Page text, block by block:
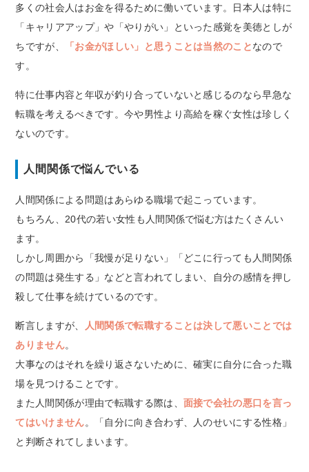
多くの社会人はお金を得るために働いています。日本人は特に
「キャリアアップ」や「やりがい」といった感覚を美徳としが
ちですが、
「お金がほしい」と思うことは当然のことなので
す。
特に仕事内容と年収が釣り合っていないと感じるのなら早急な
転職を考えるべきです。今や男性より高給を稼ぐ女性は珍しく
ないのです。
人間関係で悩んでいる
人間関係による問題はあらゆる職場で起こっています。
もちろん、20代の若い女性も人間関係で悩む方はたくさんい
ます。
しかし周囲から「我慢が足りない」「どこに行っても人間関係
の問題は発生する」などと言われてしまい、自分の感情を押し
殺して仕事を続けているのです。
断言しますが、
人間関係で転職することは決して悪いことでは
ありません。
大事なのはそれを繰り返さないために、確実に自分に合った職
場を見つけることです。
また人間関係が理由で転職する際は、 面接で会社の悪口を言っ
てはいけません。「自分に向き合わず、人のせいにする性格」
と判断されてしまいます。